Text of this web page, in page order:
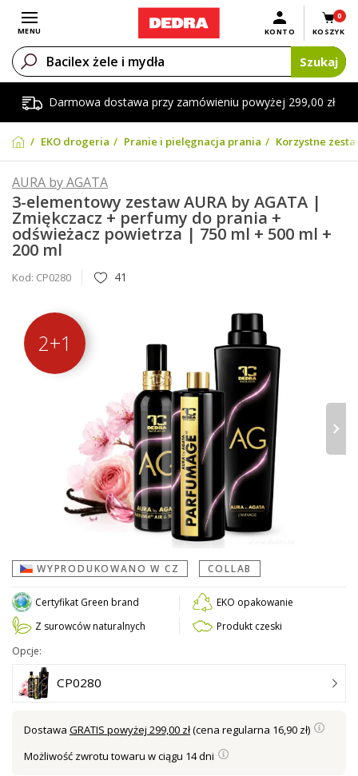
Darmowa dostawa przy zamówieniu powyżej 299,00 zł
Otwórz menu
MENU
0
KOSZYK
KONTO
Szukaj
EKO drogeria Pranie i pielęgnacja prania Korzystne
AURA by AGATA
3-elementowy zestaw AURA by AGATA |
Zmiękczacz + perfumy do prania +
odświeżacz powietrza | 750 ml + 500 ml +
200 ml
Kod: CP0280 41
2+1
›
WYPRODUKOWANO W CZ COLLAB
Certyfikat Green brand
EKO opakowanie
Z surowców naturalnych
Produkt czeski
Opcje:
CP0280
Dostawa GRATIS powyżej 299,00 zł(cena regularna 16,90 zł)
Możliwość zwrotu towaru w ciągu 14 dni